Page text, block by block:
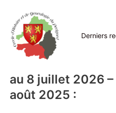
contenu
Derniers
au 8 juillet 2026
août 2025 :